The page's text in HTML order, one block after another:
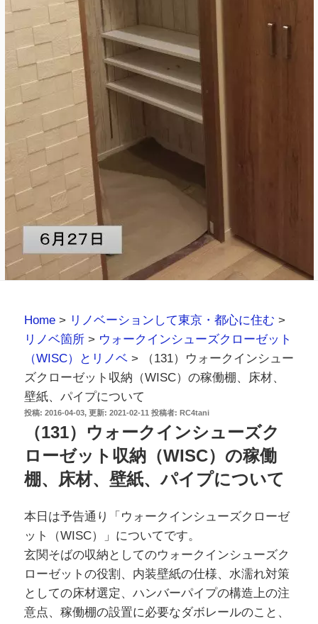
Home> リノベーションして東京・都心に住む >
リノベ箇所> ウォークインシューズクローゼット
（WISC）とリノベ>
（131）ウォークインシュー
ズクローゼット収納（WISC）の稼働棚、床材、
壁紙、パイプについて
投
2016-04-03 2021-02-11 投稿者: RC4tani
（131）ウォークインシューズク
ローゼット収納（WISC）の稼働
棚、床材、壁紙、パイプについて
本日は予告通り「ウォークインシューズクローゼ
ット（WISC）」についてです。
玄関そばの収納としてのウォークインシューズク
ローゼットの役割、内装壁紙の仕様、水濡れ対策
としての床材選定、ハンバーパイプの構造上の注
意点、稼働棚の設置に必要なダボレールのこと、